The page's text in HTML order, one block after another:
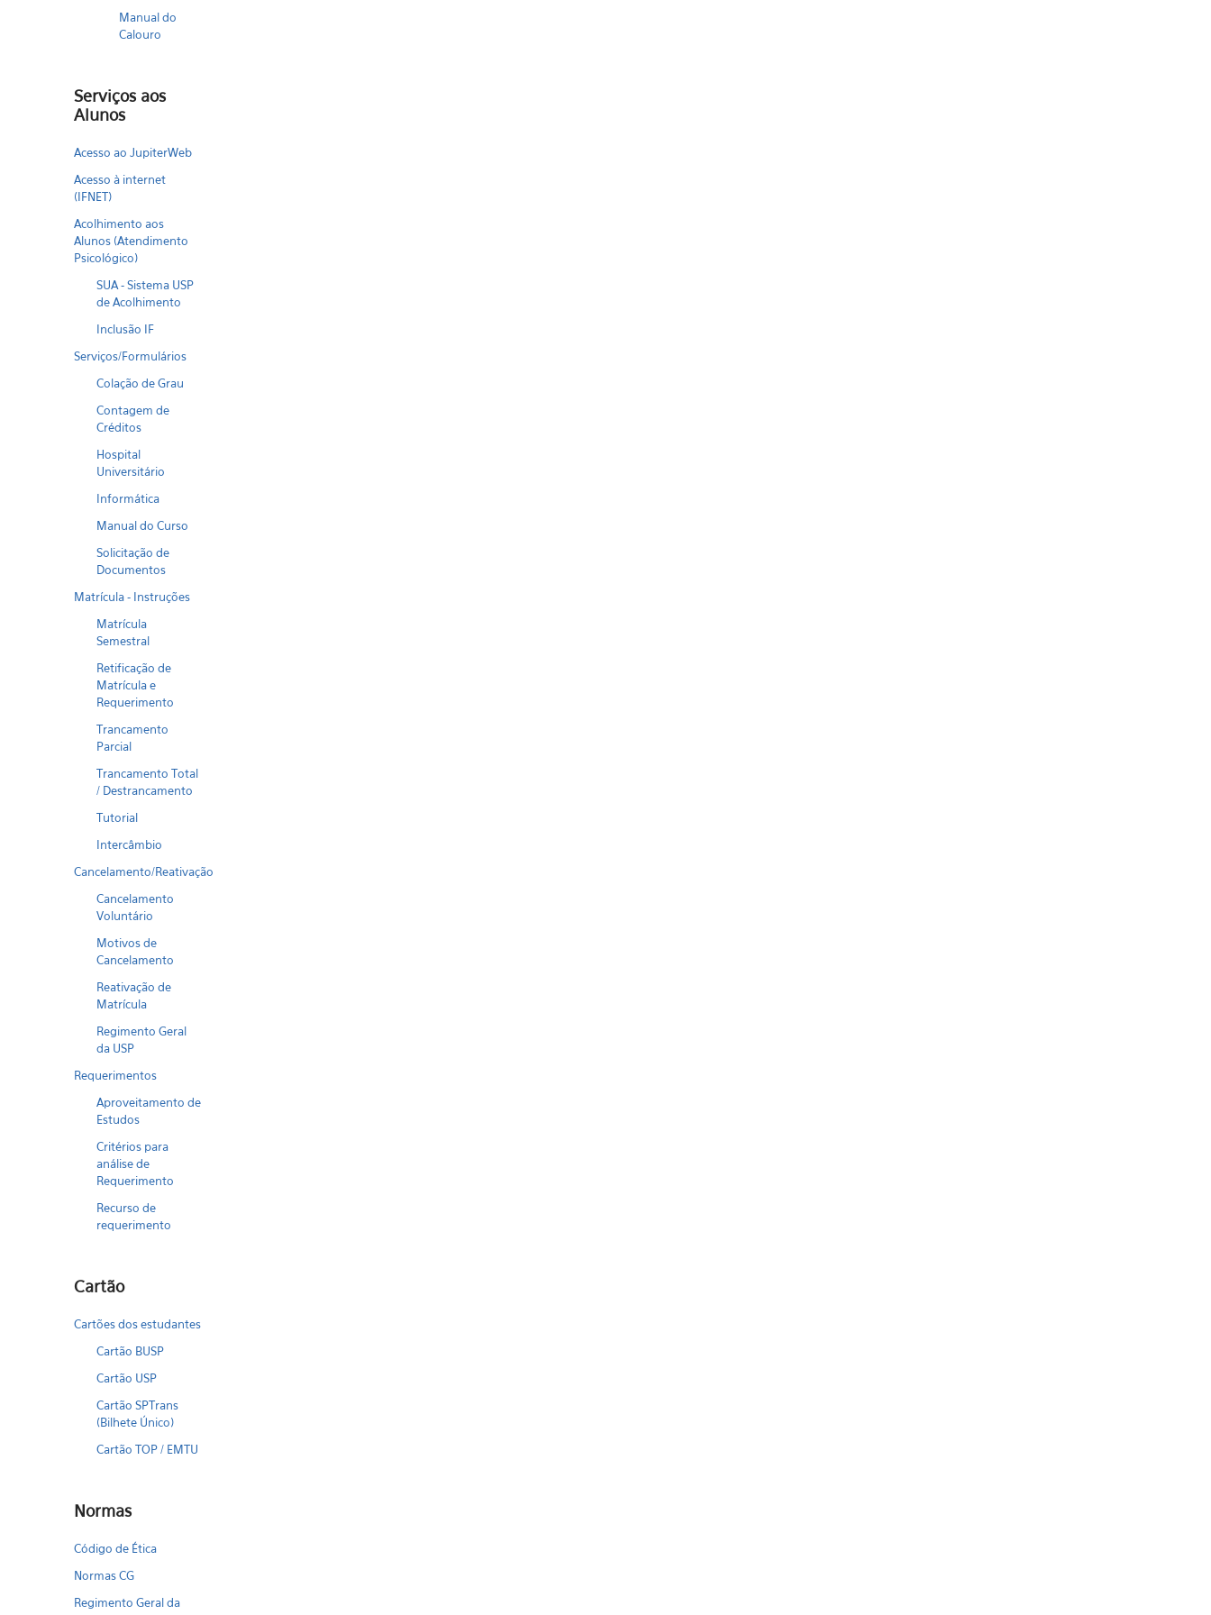
Manual do
Calouro
Serviços aos
Alunos
Acesso ao JupiterWeb
Acesso à internet
(IFNET)
Acolhimento aos
Alunos (Atendimento
Psicológico)
SUA - Sistema USP
de Acolhimento
Inclusão IF
Serviços/Formulários
Colação de Grau
Contagem de
Créditos
Hospital
Universitário
Informática
Manual do Curso
Solicitação de
Documentos
Matrícula - Instruções
Matrícula
Semestral
Retificação de
Matrícula e
Requerimento
Trancamento
Parcial
Trancamento Total
/ Destrancamento
Tutorial
Intercâmbio
Cancelamento/Reativação
Cancelamento
Voluntário
Motivos de
Cancelamento
Reativação de
Matrícula
Regimento Geral
da USP
Requerimentos
Aproveitamento de
Estudos
Critérios para
análise de
Requerimento
Recurso de
requerimento
Cartão
Cartões dos estudantes
Cartão BUSP
Cartão USP
Cartão SPTrans
(Bilhete Único)
Cartão TOP / EMTU
Normas
Código de Ética
Normas CG
Regimento Geral da